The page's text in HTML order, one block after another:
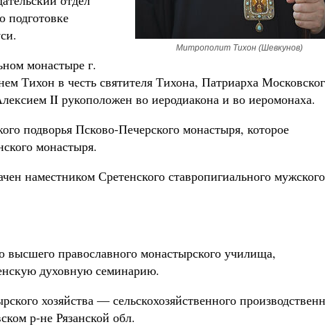
Митрополит Тихон (Шевкунов)
подготовке
монастыре г.
Тихон в честь святителя Тихона, Патриарха
II рукоположен во иеродиакона и во иеромонаха.
подворья Псково-Печерского монастыря, которое
монастыря.
наместником Сретенского ставропигиального мужского
высшего православного монастырского училища,
духовную семинарию.
хозяйства ― сельскохозяйственного
р-не Рязанской обл.